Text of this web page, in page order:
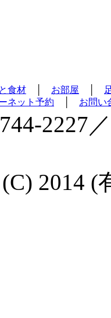
食材 お部屋
ネット予約 お問い
2227
2014 (